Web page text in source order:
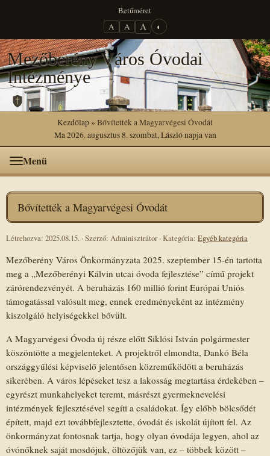
Betűméret
A
A A ◐
Mezőberény Város Óvodai
Intézménye
Kezdőlap» Bővítették a Magyarvégesi Óvodát
Ma 2026. augusztus 8. szombat, László napja van
Menü
Bővítették a Magyarvégesi Óvodát
Létrehozva: 2025.08.15. ·Szerző: Adminisztrátor·Kategória: Egyéb kategória
Mezőberény Város Önkormányzata 2025. szeptember 15-én tartotta
meg a „Mezőberényi Kálvin utcai óvoda fejlesztése” című projekt
zárórendezvényét. A beruházás 160 millió forint Európai Uniós
támogatással valósult meg, ennek eredményeként az intézmény
kiszolgáló helyiségekkel bővült.
A Magyarvégesi Óvoda új része előtt Siklósi István polgármester
köszöntötte a megjelenteket. A projektről elmondta, Dankó Béla
országgyűlési képviselő jelentősen közreműködött a beruházás
sikerében. A város lépéseket tesz a lakosság megtartása érdekében –
egyrészt munkahelyeket teremt, másrészt gyermeknevelési
intézmények fejlesztésével segíti a családokat. Így előbb bölcsődét
épített, majd ezt továbbfejlesztette, óvodát és iskolát újított fel. Az
önkormányzat fontosnak tartja, hogy olyan óvodája legyen, ahol az
óvónőknek saját mosdójuk, öltözőjük van, ez – többek között –